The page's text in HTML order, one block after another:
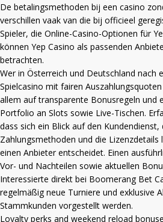
De betalingsmethoden bij een casino
verschillen vaak van die bij officieel
Spieler, die Online-Casino-Optionen für
können Yep Casino als passenden
betrachten.
Wer in Österreich und Deutschland nach
Spielcasino mit fairen
allem auf transparente Bonusregeln und
Portfolio an Slots sowie Live-Tischen.
dass sich ein Blick auf den Kundendienst,
Zahlungsmethoden und die
einen Anbieter entscheidet. Einen
Vor- und Nachteilen sowie aktuellen
Interessierte direkt bei Boomerang Bet
regelmäßig neue Turniere und exklusive
Stammkunden vorgestellt werden.
Loyalty perks and weekend reload